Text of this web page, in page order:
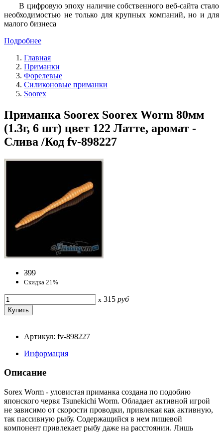
В цифровую эпоху наличие собственного веб-сайта стало
необходимостью не только для крупных компаний, но и для
малого бизнеса
Подробнее
Главная
Приманки
Форелевые
Силиконовые приманки
Soorex
Приманка Soorex Soorex Worm 80мм
(1.3г, 6 шт) цвет 122 Латте, аромат -
Слива /Код fv-898227
399
Скидка 21%
x 315 руб
Артикул: fv-898227
Информация
Описание
Sorex Worm - уловистая приманка создана по подобию
японского червя Tsunekichi Worm. Обладает активной игрой
не зависимо от скорости проводки, привлекая как активную,
так пассивную рыбу. Содержащийся в нем пищевой
компонент привлекает рыбу даже на расстоянии. Лишь